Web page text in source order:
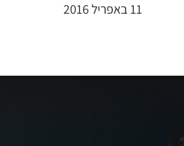
11 באפריל 2016